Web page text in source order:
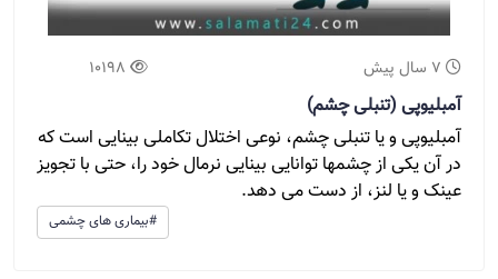
7 سال پیش 10198
آمبلیوپی (تنبلی چشم)
آمبلیوپی و یا تنبلی چشم، نوعی اختلال تکاملی بینایی است که
در آن یکی از چشمها توانایی بینایی نرمال خود را، حتی با تجویز
عینک و یا لنز، از دست می دهد.
#بیماری های چشمی